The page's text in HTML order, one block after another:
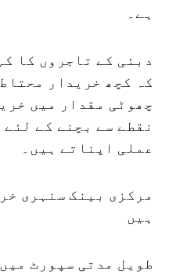
ہے۔
دبئی کے تاجروں کا
کہ کچھ خریدار
چھوٹی مقدار میں
نقطے سے بچنے کے
عملی اپناتے ہیں۔
مرکزی بینک سنہری
ہیں
طویل مدتی سپورٹ